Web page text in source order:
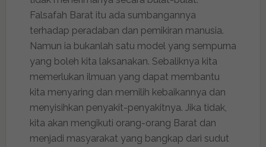
Falsafah Barat itu ada sumbangannya
terhadap peradaban dan pemikiran manusia.
Namun ia bukanlah satu model yang sempurna
yang boleh kita laksanakan. Sebaliknya kita
memerlukan ilmuan yang dapat membantu
kita menyaring dan memilih kebaikannya dan
menyisihkan penyakit-penyakitnya. Jika tidak,
kita akan mengikuti orang-orang Barat dan
menjadi masyarakat yang bangkap dari sudut